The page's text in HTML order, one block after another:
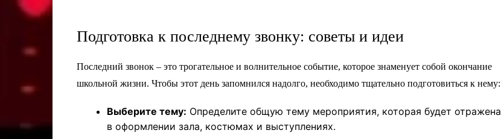
Подготовка к последнему звонку: советы и идеи
Последний звонок – это трогательное и волнительное событие, которое знаменует собой окончание
школьной жизни. Чтобы этот день запомнился надолго, необходимо тщательно подготовиться к нему:
Выберите тему: Определите общую тему мероприятия, которая будет отражена
в оформлении зала, костюмах и выступлениях.